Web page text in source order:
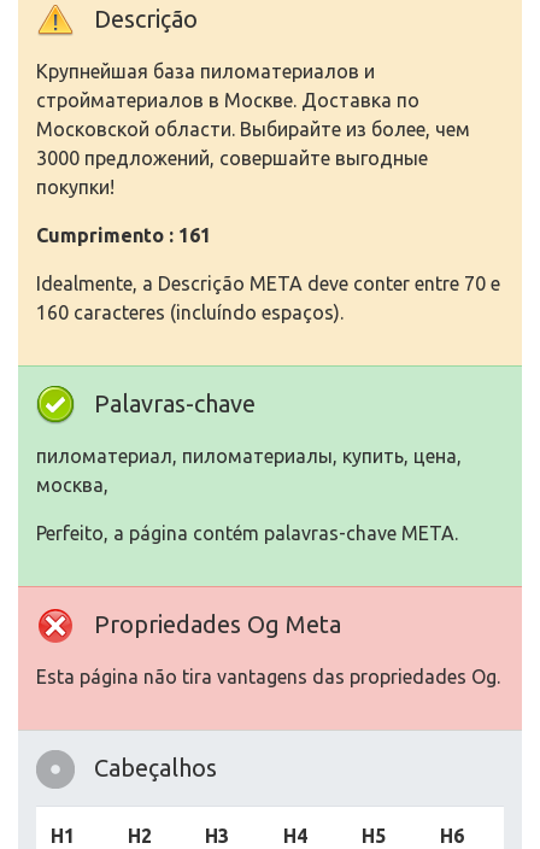
Descrição
Крупнейшая база пиломатериалов и
стройматериалов в Москве. Доставка по
Московской области. Выбирайте из более, чем
3000 предложений, совершайте выгодные
покупки!
Cumprimento : 161
Idealmente, a Descrição META deve conter entre 70 e
160 caracteres (incluíndo espaços).
Palavras-chave
пиломатериал, пиломатериалы, купить, цена,
москва,
Perfeito, a página contém palavras-chave META.
Propriedades Og Meta
Esta página não tira vantagens das propriedades Og.
Cabeçalhos
H1 H2 H3 H4 H5 H6